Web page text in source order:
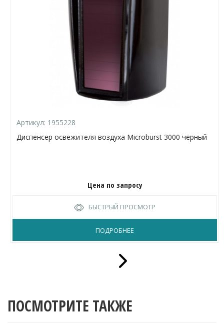
Артикул: 1955228
Диспенсер освежителя воздуха Microburst 3000 чёрный
Цена по запросу
БЫСТРЫЙ ПРОСМОТР
ПОДРОБНЕЕ
ПОСМОТРИТЕ ТАКЖЕ